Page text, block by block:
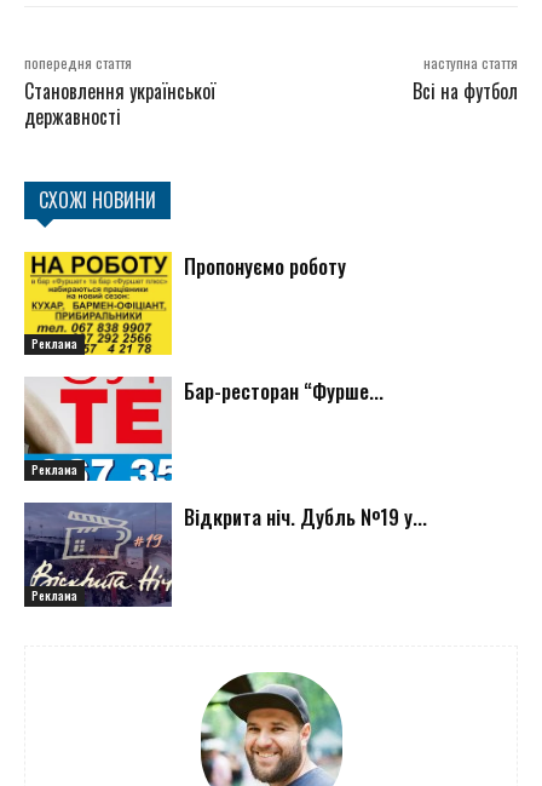
попередня стаття
Становлення української
державності
наступна стаття
Всі на футбол
СХОЖІ НОВИНИ
Реклама
Пропонуємо роботу
Реклама
Бар-ресторан “Фурше...
Реклама
Відкрита ніч. Дубль №19 у...